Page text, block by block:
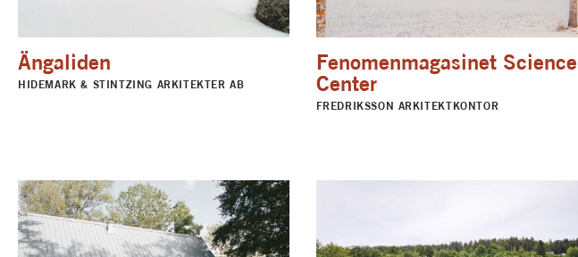
Ängaliden
HIDEMARK & STINTZING ARKITEKTER AB
Fenomenmagasinet Science
Center
FREDRIKSSON ARKITEKTKONTOR